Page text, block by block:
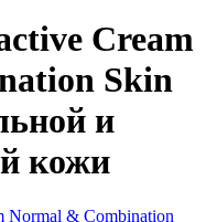
Cream
Skin
и
кожи